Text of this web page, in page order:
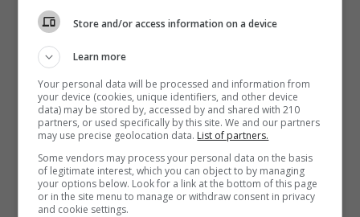
Store and/or access information on a device
Learn more
Your personal data will be processed and information from
your device (cookies, unique identifiers, and other device
data) may be stored by, accessed by and shared with 210
partners, or used specifically by this site. We and our partners
may use precise geolocation data. List of partners.
Some vendors may process your personal data on the basis
of legitimate interest, which you can object to by managing
your options below. Look for a link at the bottom of this page
or in the site menu to manage or withdraw consent in privacy
and cookie settings.